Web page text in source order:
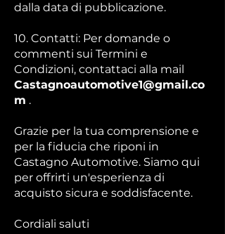
dalla data di pubblicazione.
10. Contatti: Per domande o
commenti sui Termini e
Condizioni, contattaci alla mail
Castagnoautomotive1@gmail.co
m .
Grazie per la tua comprensione e
per la fiducia che riponi in
Castagno Automotive. Siamo qui
per offrirti un'esperienza di
acquisto sicura e soddisfacente.
Cordiali saluti